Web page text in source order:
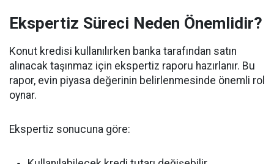
Ekspertiz Süreci Neden Önemlidir?
Konut kredisi kullanılırken banka tarafından satın
alınacak taşınmaz için ekspertiz raporu hazırlanır. Bu
rapor, evin piyasa değerinin belirlenmesinde önemli rol
oynar.
Ekspertiz sonucuna göre: